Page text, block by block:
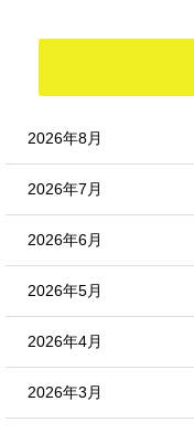
2026年8月
2026年7月
2026年6月
2026年5月
2026年4月
2026年3月